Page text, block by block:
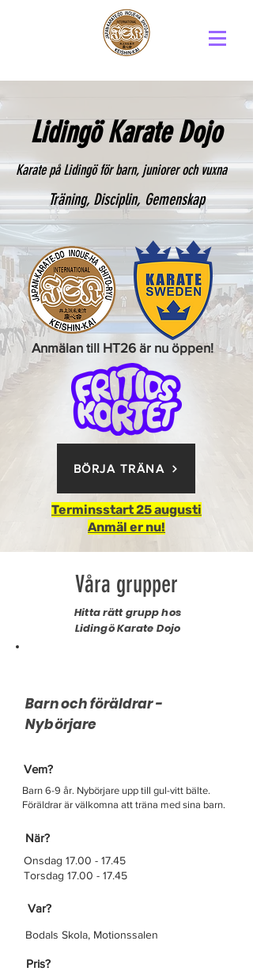
Lidingö Karate Dojo
Karate på Lidingö för barn, juniorer och vuxna
Träning, Disciplin, Gemenskap
Anmälan till HT26 är nu öppen!
BÖRJA TRÄNA
Terminsstart 25 augusti
Anmäl er nu!
Våra grupper
Hitta rätt grupp hos
Lidingö Karate Dojo
Barn och föräldrar -
Nybörjare
Vem?
Barn 6-9 år. Nybörjare upp till gul-vitt bälte.
Föräldrar är välkomna att träna med sina barn.
När?
Onsdag 17.00 - 17.45
Torsdag 17.00 - 17.45
Var?
Bodals Skola, Motionssalen
Pris?